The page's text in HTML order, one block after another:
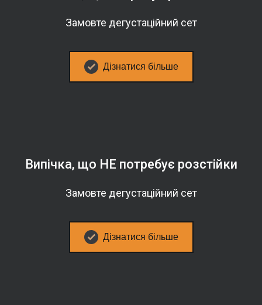
Замовте дегустаційний сет
Дізнатися більше
Випічка, що НЕ потребує розстійки
Замовте дегустаційний сет
Дізнатися більше